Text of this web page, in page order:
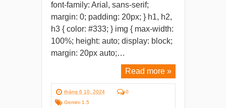
font-family: Arial, sans-serif;
margin: 0; padding: 20px; } h1, h2,
h3 { color: #333; } img { max-width:
100%; height: auto; display: block;
margin: 20px auto;…
Read more »
tháng 6 10, 2024
0
Gemini 1.5